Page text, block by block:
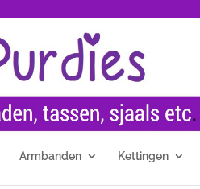
Armbanden Kettingen